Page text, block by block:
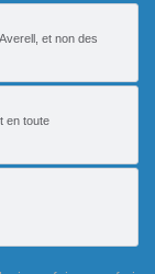
et non des
en toute